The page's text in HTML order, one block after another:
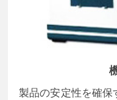
製品の安定性を確保